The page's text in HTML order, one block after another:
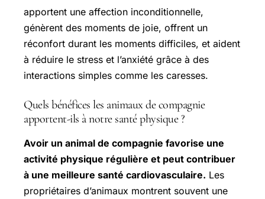
apportent une affection inconditionnelle,
génèrent des moments de joie, offrent un
réconfort durant les moments difficiles, et aident
à réduire le stress et l’anxiété grâce à des
interactions simples comme les caresses.
Quels bénéfices les animaux de compagnie
apportent-ils à notre santé physique ?
Avoir un animal de compagnie favorise une
activité physique régulière et peut contribuer
à une meilleure santé cardiovasculaire. Les
propriétaires d’animaux montrent souvent une